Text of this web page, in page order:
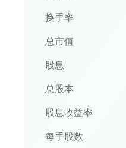
换手率
总市值
股息
总股本
股息收益率
每手股数